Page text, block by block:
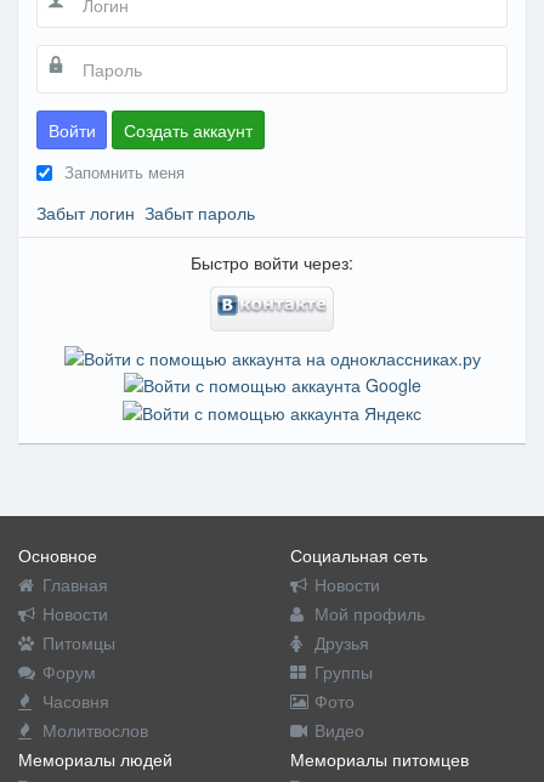
Войти Создать аккаунт
Запомнить меня
Забыт логин Забыт пароль
Быстро войти через:
Основное
Главная
Новости
Питомцы
Форум
Часовня
Молитвослов
Социальная сеть
Новости
Мой профиль
Друзья
Группы
Фото
Видео
Мемориалы людей
Мемориалы питомцев